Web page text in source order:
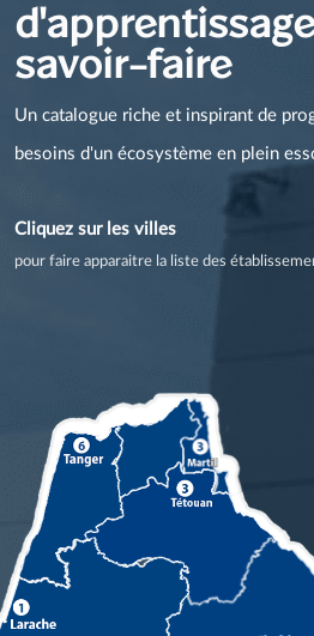
savoir-faire
Un catalogue riche et inspirant de
besoins d'un écosystème en plein
Cliquez sur les villes
pour faire apparaitre la liste des